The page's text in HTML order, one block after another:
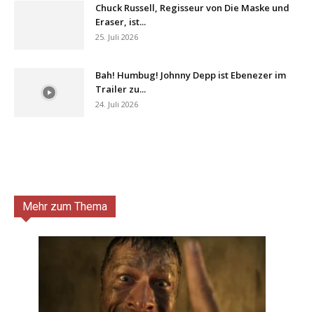
Chuck Russell, Regisseur von Die Maske und
Eraser, ist...
25. Juli 2026
Bah! Humbug! Johnny Depp ist Ebenezer im
Trailer zu...
24. Juli 2026
Mehr zum Thema